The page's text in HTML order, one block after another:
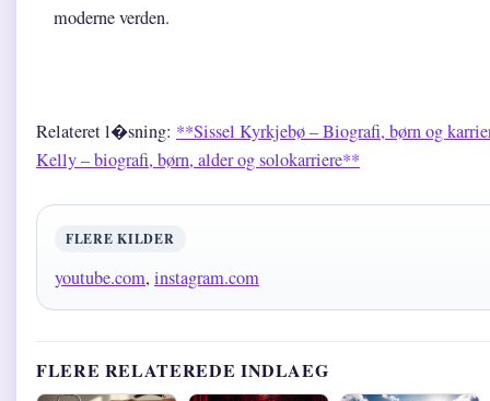
moderne verden.
Relateret l�sning: **Sissel Kyrkjebø – Biografi, børn og
Kelly – biografi, børn, alder og solokarriere**
FLERE KILDER
youtube.com, instagram.com
FLERE RELATEREDE INDLAEG